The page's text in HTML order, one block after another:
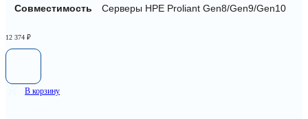
Совместимость Серверы HPE Proliant Gen8/Gen9/Gen10
12 374 ₽
В корзину